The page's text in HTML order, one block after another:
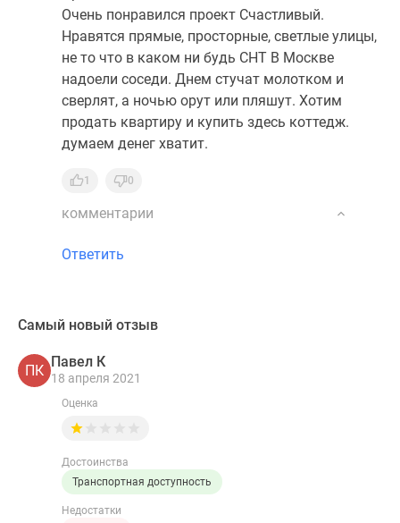
Очень понравился проект Счастливый.
Нравятся прямые, просторные, светлые улицы,
не то что в каком ни будь СНТ В Москве
надоели соседи. Днем стучат молотком и
сверлят, а ночью орут или пляшут. Хотим
продать квартиру и купить здесь коттедж.
думаем денег хватит.
1 0
комментарии
Ответить
Самый новый отзыв
ПК
Павел К
18 апреля 2021
Оценка
Достоинства
Транспортная доступность
Недостатки